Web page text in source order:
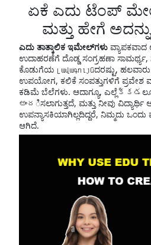
ಏಕೆ ಎದು ಟೆಂಪ್
ಮತ್ತು ಹೇಗೆ
ಎದು ತಾತ್ಕಾಲಿಕ ಇಮೇಲ್‌ಗಳುವ್ಯಾಪಕವಾದ
ಉದಾಹರಣೆಗೆ ದೊಡ್ಡ ಸಂಗ್ರಹಣಾ ಸಾಮರ್ಥ್ಯ,
ಕೊಡುಗೆಯ լավագույնದರಷ್ಟು,
ಉಪಯೋಗ, ಕಲಿಕೆ ಸಂಪತ್ತುಗಳಿಗೆ ಪ್ರವೇಶ
ಕಡಿಮೆ ಬೆಲೆಗಳು. ಆದಾಗ್ಯೂ,
అందಿಸಲಾಗುತ್ತದೆ, ಮತ್ತು ನೀವು ವಿದ್ಯಾರ್ಥಿ
ಉಪನ್ಯಾಸಕಿಯಾಗಿಲ್ಲದಿದ್ದರೆ, ನಿಮ್ಮದು
ಆಗಿದೆ.